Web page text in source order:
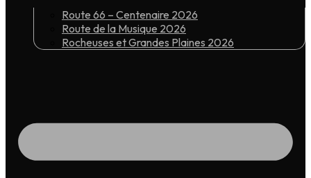
Route 66 – Centenaire 2026
Route de la Musique 2026
Rocheuses et Grandes Plaines 2026